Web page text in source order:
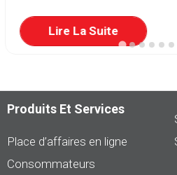
Lire La Suite
Produits Et Services
Place d’affaires en ligne
Consommateurs